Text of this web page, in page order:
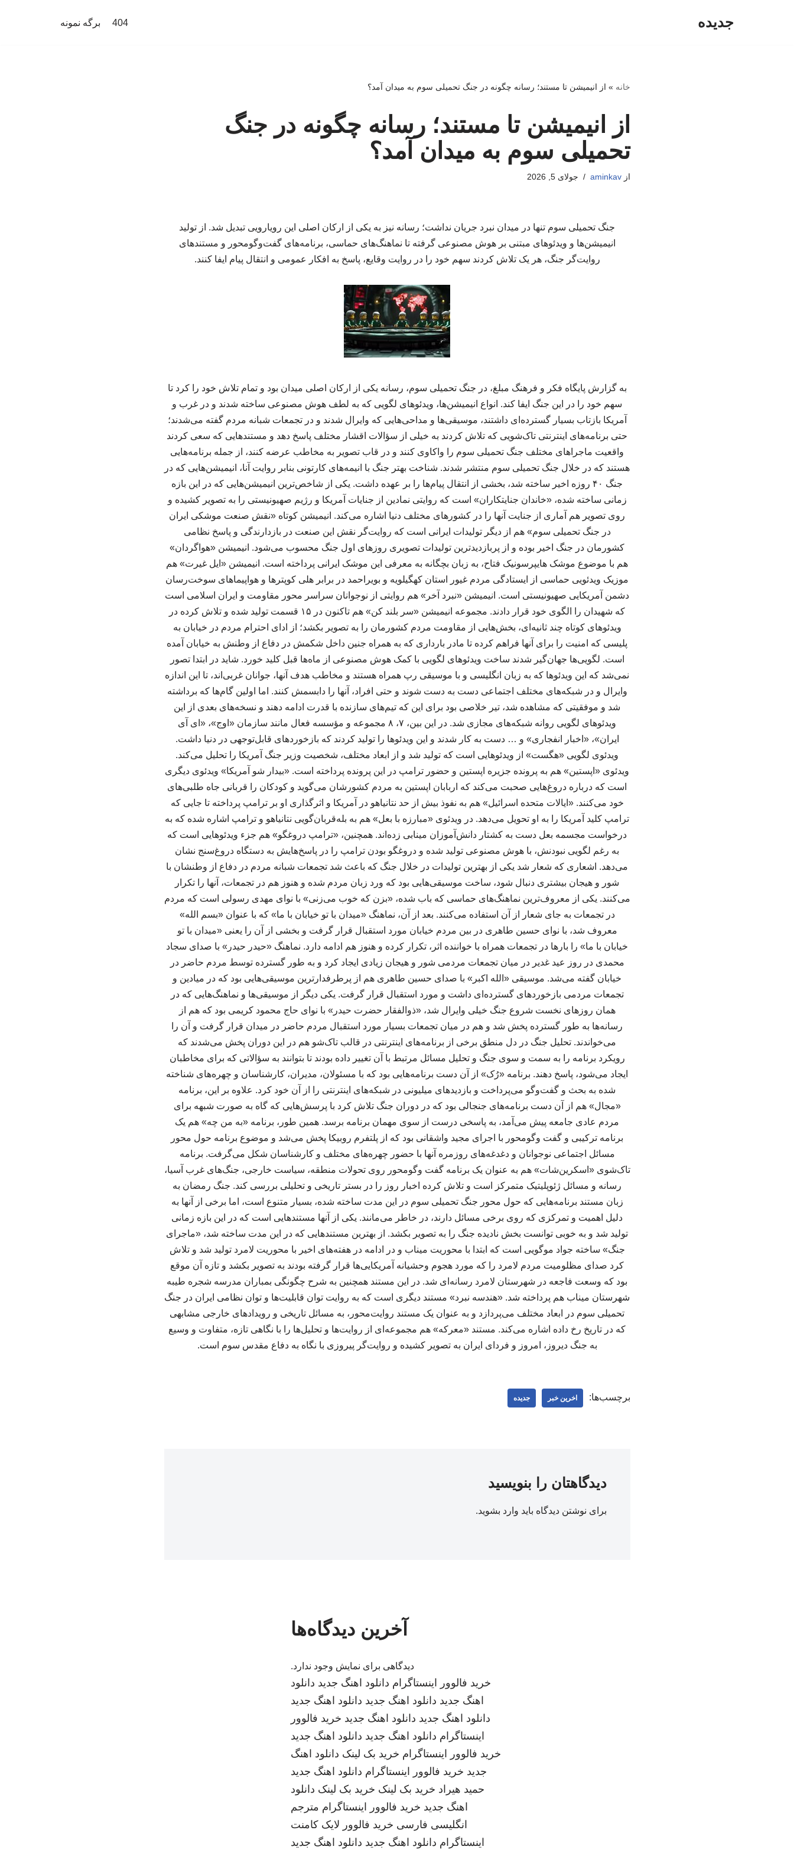
جدیده 404 برگه نمونه
خانه » از انیمیشن تا مستند؛ رسانه چگونه در جنگ تحمیلی سوم به میدان آمد؟
از انیمیشن تا مستند؛ رسانه چگونه در جنگ
تحمیلی سوم به میدان آمد؟
ازaminkav جولای 5, 2026
جنگ تحمیلی سوم تنها در میدان نبرد جریان نداشت؛ رسانه نیز به یکی از ارکان اصلی این رویارویی تبدیل شد. از تولید
انیمیشن‌ها و ویدئوهای مبتنی بر هوش مصنوعی گرفته تا نماهنگ‌های حماسی، برنامه‌های گفت‌وگومحور و مستندهای
روایت‌گر جنگ، هر یک تلاش کردند سهم خود را در روایت وقایع، پاسخ به افکار عمومی و انتقال پیام ایفا کنند.
به گزارش پایگاه فکر و فرهنگ مبلغ، در جنگ تحمیلی سوم، رسانه یکی از ارکان اصلی میدان بود و تمام تلاش خود را کرد تا
سهم خود را در این جنگ ایفا کند. انواع انیمیشن‌ها، ویدئوهای لگویی که به لطف هوش مصنوعی ساخته شدند و در غرب و
آمریکا بازتاب بسیار گسترده‌ای داشتند، موسیقی‌ها و مداحی‌هایی که وایرال شدند و در تجمعات شبانه مردم گفته می‌شدند؛
حتی برنامه‌های اینترنتی تاک‌شویی که تلاش کردند به خیلی از سؤالات اقشار مختلف پاسخ دهد و مستندهایی که سعی کردند
واقعیت ماجراهای مختلف جنگ تحمیلی سوم را واکاوی کنند و در قاب تصویر به مخاطب عرضه کنند، از جمله برنامه‌هایی
هستند که در خلال جنگ تحمیلی سوم منتشر شدند. شناخت بهتر جنگ با انیمه‌های کارتونی بنابر روایت آنا، انیمیشن‌هایی که در
جنگ ۴۰ روزه اخیر ساخته شد، بخشی از انتقال پیام‌ها را بر عهده داشت. یکی از شاخص‌ترین انیمیشن‌هایی که در این بازه
زمانی ساخته شده، «خاندان جنایتکاران» است که روایتی نمادین از جنایات آمریکا و رژیم صهیونیستی را به تصویر کشیده و
روی تصویر هم آماری از جنایت آنها را در کشورهای مختلف دنیا اشاره می‌کند. انیمیشن کوتاه «نقش صنعت موشکی ایران
در جنگ تحمیلی سوم» هم از دیگر تولیدات ایرانی است که روایت‌گر نقش این صنعت در بازدارندگی و پاسخ نظامی
کشورمان در جنگ اخیر بوده و از پربازدیدترین تولیدات تصویری روزهای اول جنگ محسوب می‌شود. انیمیشن «هواگردان»
هم با موضوع موشک هایپرسونیک فتاح، به زبان بچگانه به معرفی این موشک ایرانی پرداخته است. انیمیشن «ایل غیرت» هم
موزیک ویدئویی حماسی از ایستادگی مردم غیور استان کهگیلویه و بویراحمد در برابر هلی کوپترها و هواپیماهای سوخت‌رسان
دشمن آمریکایی صهیونیستی است. انیمیشن «نبرد آخر» هم روایتی از نوجوانان سراسر محور مقاومت و ایران اسلامی است
که شهیدان را الگوی خود قرار دادند. مجموعه انیمیشن «سر بلند کن» هم تاکنون در ۱۵ قسمت تولید شده و تلاش کرده در
ویدئوهای کوتاه چند ثانیه‌ای، بخش‌هایی از مقاومت مردم کشورمان را به تصویر بکشد؛ از ادای احترام مردم در خیابان به
پلیسی که امنیت را برای آنها فراهم کرده تا مادر بارداری که به همراه جنین داخل شکمش در دفاع از وطنش به خیابان آمده
است. لگویی‌ها جهان‌گیر شدند ساخت ویدئوهای لگویی با کمک هوش مصنوعی از ماه‌ها قبل کلید خورد. شاید در ابتدا تصور
نمی‌شد که این ویدئوها که به زبان انگلیسی و با موسیقی رپ همراه هستند و مخاطب هدف آنها، جوانان غربی‌اند، تا این اندازه
وایرال و در شبکه‌های مختلف اجتماعی دست به دست شوند و حتی افراد، آنها را دابسمش کنند. اما اولین گام‌ها که برداشته
شد و موفقیتی که مشاهده شد، تیر خلاصی بود برای این که تیم‌های سازنده با قدرت ادامه دهند و نسخه‌های بعدی از این
ویدئوهای لگویی روانه شبکه‌های مجازی شد. در این بین، ۷، ۸ مجموعه و مؤسسه فعال مانند سازمان «اوج»، «ای آی
ایران»، «اخبار انفجاری» و … دست به کار شدند و این ویدئوها را تولید کردند که بازخوردهای قابل‌توجهی در دنیا داشت.
ویدئوی لگویی «هگست» از ویدئوهایی است که تولید شد و از ابعاد مختلف، شخصیت وزیر جنگ آمریکا را تحلیل می‌کند.
ویدئوی «اپستین» هم به پرونده جزیره اپستین و حضور ترامپ در این پرونده پرداخته است. «بیدار شو آمریکا» ویدئوی دیگری
است که درباره دروغ‌هایی صحبت می‌کند که اربابان اپستین به مردم کشورشان می‌گوید و کودکان را قربانی جاه طلبی‌های
خود می‌کنند. «ایالات متحده اسرائیل» هم به نفوذ بیش از حد نتانیاهو در آمریکا و اثرگذاری او بر ترامپ پرداخته تا جایی که
ترامپ کلید آمریکا را به او تحویل می‌دهد. در ویدئوی «مبارزه با بعل» هم به بله‌قربان‌گویی نتانیاهو و ترامپ اشاره شده که به
درخواست مجسمه بعل دست به کشتار دانش‌آموزان مینابی زده‌اند. همچنین، «ترامپ دروغگو» هم جزء ویدئوهایی است که
به رغم لگویی نبودنش، با هوش مصنوعی تولید شده و دروغگو بودن ترامپ را در پاسخ‌هایش به دستگاه دروغ‌سنج نشان
می‌دهد. اشعاری که شعار شد یکی از بهترین تولیدات در خلال جنگ که باعث شد تجمعات شبانه مردم در دفاع از وطنشان با
شور و هیجان بیشتری دنبال شود، ساخت موسیقی‌هایی بود که ورد زبان مردم شده و هنوز هم در تجمعات، آنها را تکرار
می‌کنند. یکی از معروف‌ترین نماهنگ‌های حماسی که باب شده، «بزن که خوب می‌زنی» با نوای مهدی رسولی است که مردم
در تجمعات به جای شعار از آن استفاده می‌کنند. بعد از آن، نماهنگ «میدان با تو خیابان با ما» که با عنوان «بسم الله»
معروف شد، با نوای حسین طاهری در بین مردم خیابان مورد استقبال قرار گرفت و بخشی از آن را یعنی «میدان با تو
خیابان با ما» را بارها در تجمعات همراه با خواننده اثر، تکرار کرده و هنوز هم ادامه دارد. نماهنگ «حیدر حیدر» با صدای سجاد
محمدی در روز عید غدیر در میان تجمعات مردمی شور و هیجان زیادی ایجاد کرد و به طور گسترده توسط مردم حاضر در
خیابان گفته می‌شد. موسیقی «الله اکبر» با صدای حسین طاهری هم از پرطرفدارترین موسیقی‌هایی بود که در میادین و
تجمعات مردمی بازخوردهای گسترده‌ای داشت و مورد استقبال قرار گرفت. یکی دیگر از موسیقی‌ها و نماهنگ‌هایی که در
همان روزهای نخست شروع جنگ خیلی وایرال شد، «ذوالفقار حضرت حیدر» با نوای حاج محمود کریمی بود که هم از
رسانه‌ها به طور گسترده پخش شد و هم در میان تجمعات بسیار مورد استقبال مردم حاضر در میدان قرار گرفت و آن را
می‌خواندند. تحلیل جنگ در دل منطق برخی از برنامه‌های اینترنتی در قالب تاک‌شو هم در این دوران پخش می‌شدند که
رویکرد برنامه را به سمت و سوی جنگ و تحلیل مسائل مرتبط با آن تغییر داده بودند تا بتوانند به سؤالاتی که برای مخاطبان
ایجاد می‌شود، پاسخ دهند. برنامه «رُک» از آن دست برنامه‌هایی بود که با مسئولان، مدیران، کارشناسان و چهره‌های شناخته
شده به بحث و گفت‌وگو می‌پرداخت و بازدیدهای میلیونی در شبکه‌های اینترنتی را از آن خود کرد. علاوه بر این، برنامه
«مجال» هم از آن دست برنامه‌های جنجالی بود که در دوران جنگ تلاش کرد با پرسش‌هایی که گاه به صورت شبهه برای
مردم عادی جامعه پیش می‌آمد، به پاسخی درست از سوی مهمان برنامه برسد. همین طور، برنامه «به من چه» هم یک
برنامه ترکیبی و گفت وگومحور با اجرای مجید واشقانی بود که از پلتفرم روبیکا پخش می‌شد و موضوع برنامه حول محور
مسائل اجتماعی نوجوانان و دغدغه‌های روزمره آنها با حضور چهره‌های مختلف و کارشناسان شکل می‌گرفت. برنامه
تاک‌شوی «اسکرین‌شات» هم به عنوان یک برنامه گفت وگومحور روی تحولات منطقه، سیاست خارجی، جنگ‌های غرب آسیا،
رسانه و مسائل ژئوپلیتیک متمرکز است و تلاش کرده اخبار روز را در بستر تاریخی و تحلیلی بررسی کند. جنگ رمضان به
زبان مستند برنامه‌هایی که حول محور جنگ تحمیلی سوم در این مدت ساخته شده، بسیار متنوع است، اما برخی از آنها به
دلیل اهمیت و تمرکزی که روی برخی مسائل دارند، در خاطر می‌مانند. یکی از آنها مستندهایی است که در این بازه زمانی
تولید شد و به خوبی توانست بخش نادیده جنگ را به تصویر بکشد. از بهترین مستندهایی که در این مدت ساخته شد، «ماجرای
جنگ» ساخته جواد موگویی است که ابتدا با محوریت میناب و در ادامه در هفته‌های اخیر با محوریت لامرد تولید شد و تلاش
کرد صدای مظلومیت مردم لامرد را که مورد هجوم وحشیانه آمریکایی‌ها قرار گرفته بودند به تصویر بکشد و تازه آن موقع
بود که وسعت فاجعه در شهرستان لامرد رسانه‌ای شد. در این مستند همچنین به شرح چگونگی بمباران مدرسه شجره طیبه
شهرستان میناب هم پرداخته شد. «هندسه نبرد» مستند دیگری است که به روایت توان قابلیت‌ها و توان نظامی ایران در جنگ
تحمیلی سوم در ابعاد مختلف می‌پردازد و به عنوان یک مستند روایت‌محور، به مسائل تاریخی و رویدادهای خارجی مشابهی
که در تاریخ رخ داده اشاره می‌کند. مستند «معرکه» هم مجموعه‌ای از روایت‌ها و تحلیل‌ها را با نگاهی تازه، متفاوت و وسیع
به جنگ دیروز، امروز و فردای ایران به تصویر کشیده و روایت‌گر پیروزی با نگاه به دفاع مقدس سوم است.
برچسب‌ها: اخرین خبر جدیده
دیدگاهتان را بنویسید
برای نوشتن دیدگاه باید وارد بشوید.
آخرین دیدگاه‌ها
دیدگاهی برای نمایش وجود ندارد.
خرید فالوور اینستاگرام دانلود اهنگ جدید دانلود
اهنگ جدید دانلود اهنگ جدید دانلود اهنگ جدید
دانلود اهنگ جدید دانلود اهنگ جدید خرید فالوور
اینستاگرام دانلود اهنگ جدید دانلود اهنگ جدید
خرید فالوور اینستاگرام خرید بک لینک دانلود اهنگ
جدید خرید فالوور اینستاگرام دانلود اهنگ جدید
حمید هیراد خرید بک لینک خرید بک لینک دانلود
اهنگ جدید خرید فالوور اینستاگرام مترجم
انگلیسی فارسی خرید فالوور لایک کامنت
اینستاگرام دانلود اهنگ جدید دانلود اهنگ جدید